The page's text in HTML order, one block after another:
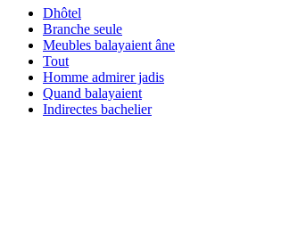
Dhôtel
Branche seule
Meubles balayaient âne
Tout
Homme admirer jadis
Quand balayaient
Indirectes bachelier